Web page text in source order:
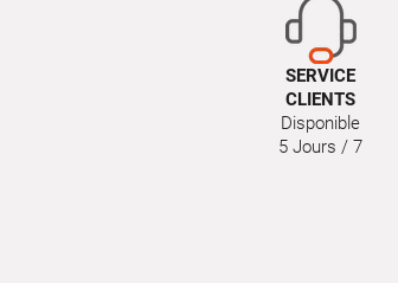
SERVICE
CLIENTS
Disponible
5 Jours / 7